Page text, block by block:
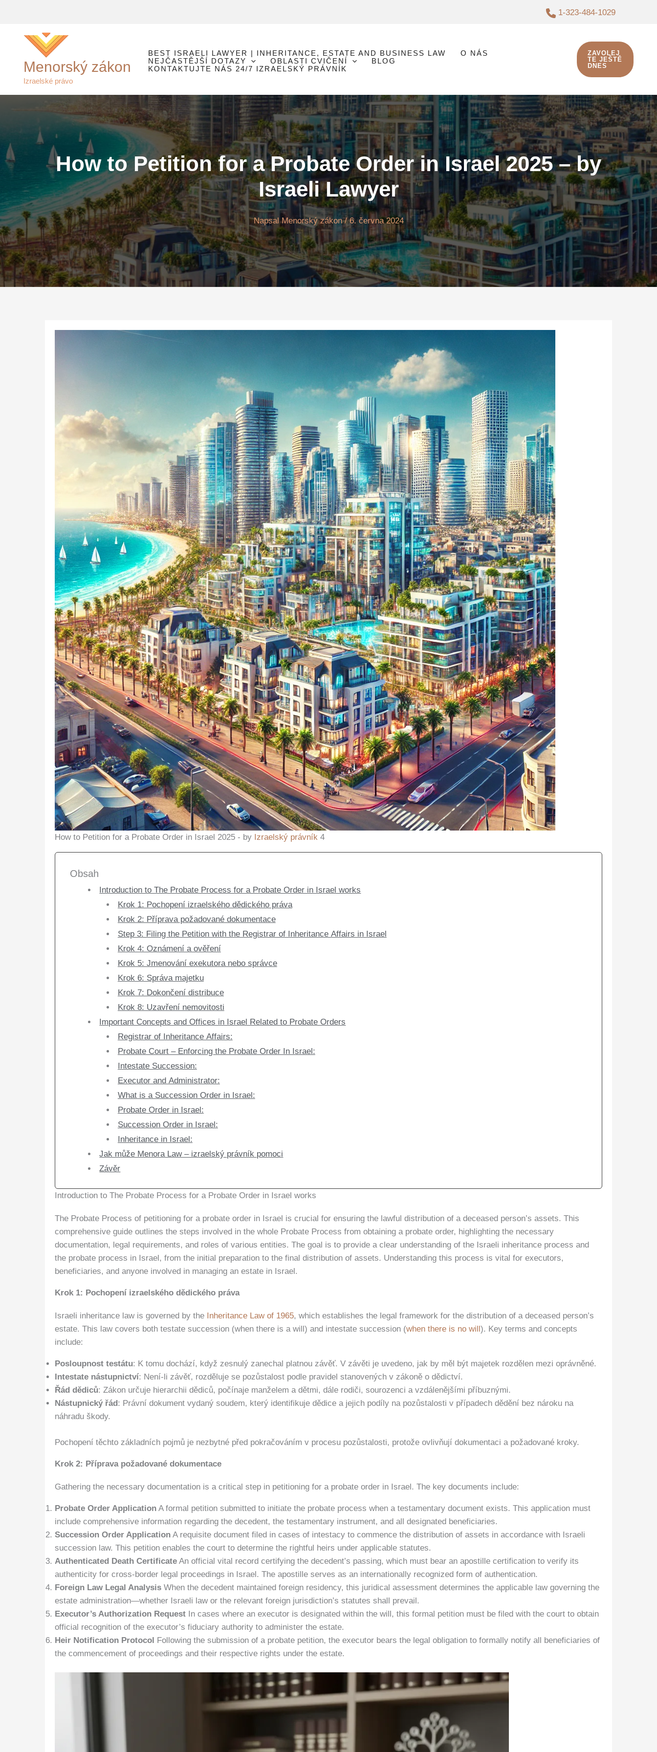
1-323-484-1029
Menorský zákon
Izraelské právo
BEST ISRAELI LAWYER | INHERITANCE, ESTATE AND BUSINESS LAW
O NÁS
NEJČASTĚJŠÍ DOTAZY
OBLASTI CVIČENÍ
BLOG
KONTAKTUJTE NÁS 24/7 IZRAELSKÝ PRÁVNÍK
ZAVOLEJ
TE JEŠTĚ
DNES
How to Petition for a Probate Order in Israel 2025 – by
Israeli Lawyer
NapsalMenorský zákon/6. června 2024
How to Petition for a Probate Order in Israel 2025 - by Izraelský právník 4
Obsah
Introduction to The Probate Process for a Probate Order in Israel works
Krok 1: Pochopení izraelského dědického práva
Krok 2: Příprava požadované dokumentace
Step 3: Filing the Petition with the Registrar of Inheritance Affairs in Israel
Krok 4: Oznámení a ověření
Krok 5: Jmenování exekutora nebo správce
Krok 6: Správa majetku
Krok 7: Dokončení distribuce
Krok 8: Uzavření nemovitosti
Important Concepts and Offices in Israel Related to Probate Orders
Registrar of Inheritance Affairs:
Probate Court – Enforcing the Probate Order In Israel:
Intestate Succession:
Executor and Administrator:
What is a Succession Order in Israel:
Probate Order in Israel:
Succession Order in Israel:
Inheritance in Israel:
Jak může Menora Law – izraelský právník pomoci
Závěr
Introduction to The Probate Process for a Probate Order in Israel works
The Probate Process of petitioning for a probate order in Israel is crucial for ensuring the lawful distribution of a deceased person’s assets. This
comprehensive guide outlines the steps involved in the whole Probate Process from obtaining a probate order, highlighting the necessary
documentation, legal requirements, and roles of various entities. The goal is to provide a clear understanding of the Israeli inheritance process and
the probate process in Israel, from the initial preparation to the final distribution of assets. Understanding this process is vital for executors,
beneficiaries, and anyone involved in managing an estate in Israel.
Krok 1: Pochopení izraelského dědického práva
Israeli inheritance law is governed by the Inheritance Law of 1965, which establishes the legal framework for the distribution of a deceased person’s
estate. This law covers both testate succession (when there is a will) and intestate succession (when there is no will ). Key terms and concepts
include:
Posloupnost testátu: K tomu dochází, když zesnulý zanechal platnou závěť. V závěti je uvedeno, jak by měl být majetek rozdělen mezi oprávněné.
Intestate nástupnictví: Není-li závěť, rozděluje se pozůstalost podle pravidel stanovených v zákoně o dědictví.
Řád dědiců: Zákon určuje hierarchii dědiců, počínaje manželem a dětmi, dále rodiči, sourozenci a vzdálenějšími příbuznými.
Nástupnický řád : Právní dokument vydaný soudem, který identifikuje dědice a jejich podíly na pozůstalosti v případech dědění bez nároku na
náhradu škody.
Pochopení těchto základních pojmů je nezbytné před pokračováním v procesu pozůstalosti, protože ovlivňují dokumentaci a požadované kroky.
Krok 2: Příprava požadované dokumentace
Gathering the necessary documentation is a critical step in petitioning for a probate order in Israel. The key documents include:
Probate Order Application A formal petition submitted to initiate the probate process when a testamentary document exists. This application must
include comprehensive information regarding the decedent, the testamentary instrument, and all designated beneficiaries.
Succession Order Application A requisite document filed in cases of intestacy to commence the distribution of assets in accordance with Israeli
succession law. This petition enables the court to determine the rightful heirs under applicable statutes.
Authenticated Death Certificate An official vital record certifying the decedent’s passing, which must bear an apostille certification to verify its
authenticity for cross-border legal proceedings in Israel. The apostille serves as an internationally recognized form of authentication.
Foreign Law Legal Analysis When the decedent maintained foreign residency, this juridical assessment determines the applicable law governing the
estate administration—whether Israeli law or the relevant foreign jurisdiction’s statutes shall prevail.
Executor’s Authorization Request In cases where an executor is designated within the will, this formal petition must be filed with the court to obtain
official recognition of the executor’s fiduciary authority to administer the estate.
Heir Notification Protocol Following the submission of a probate petition, the executor bears the legal obligation to formally notify all beneficiaries of
the commencement of proceedings and their respective rights under the estate.